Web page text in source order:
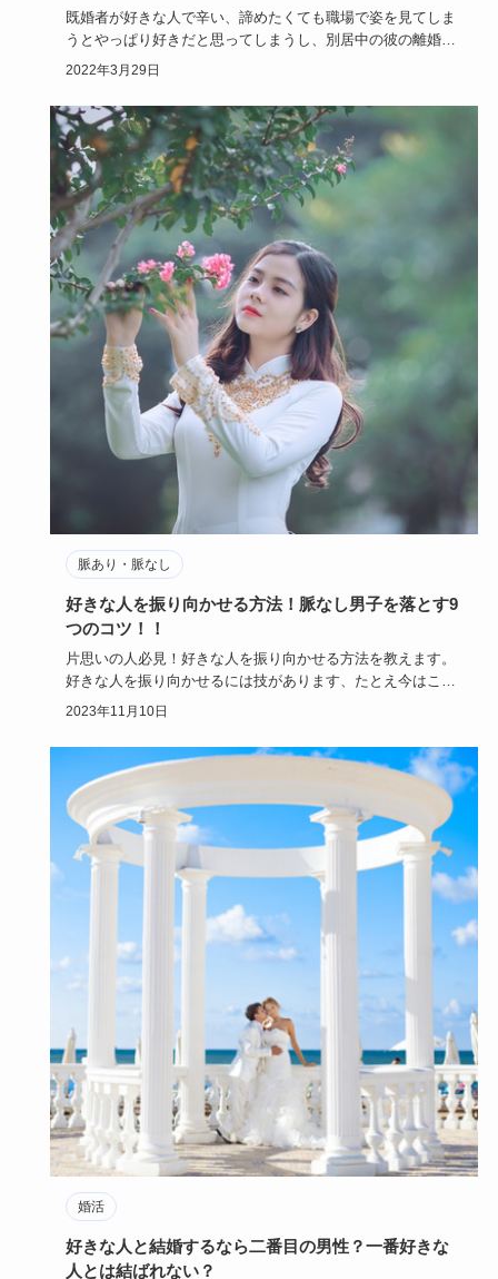
既婚者が好きな人で辛い、諦めたくても職場で姿を見てしま
うとやっぱり好きだと思ってしまうし、別居中の彼の離婚を
願ってしまい自…
2022年3月29日
脈あり・脈なし
好きな人を振り向かせる方法！脈なし男子を落とす9
つのコツ！！
片思いの人必見！好きな人を振り向かせる方法を教えます。
好きな人を振り向かせるには技があります、たとえ今はこち
らに相手の気持…
2023年11月10日
婚活
好きな人と結婚するなら二番目の男性？一番好きな
人とは結ばれない？